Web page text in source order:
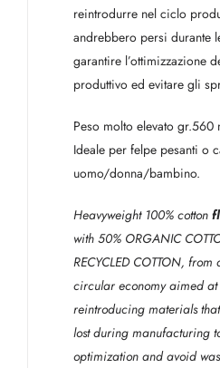
reintrodurre nel ciclo
andrebbero persi durante
garantire l’ottimizzazione
produttivo ed evitare gli
Peso molto elevato gr.560
Ideale per felpe pesanti o
uomo/donna/bambino.
Heavyweight 100% cotton
with 50% ORGANIC
RECYCLED COTTON,
circular economy aimed
reintroducing materials
lost during manufacturing
optimization and avoid